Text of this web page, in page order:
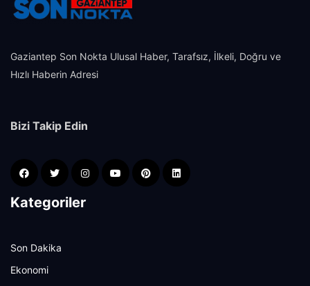
Gaziantep Son Nokta Ulusal Haber, Tarafsız, İlkeli, Doğru ve
Hızlı Haberin Adresi
Bizi Takip Edin
Kategoriler
Son Dakika
Ekonomi